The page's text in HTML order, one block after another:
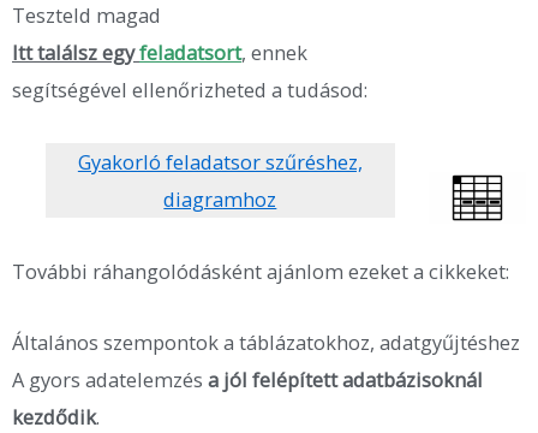
Teszteld magad
Itt találsz egyfeladatsort, ennek
segítségével ellenőrizheted a tudásod:
Gyakorló feladatsor szűréshez,
diagramhoz
További ráhangolódásként ajánlom ezeket a cikkeket:
Általános szempontok a táblázatokhoz, adatgyűjtéshez
A gyors adatelemzés a jól felépített adatbázisoknál
kezdődik.